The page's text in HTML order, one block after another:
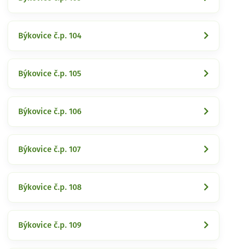
Býkovice č.p. 104
Býkovice č.p. 105
Býkovice č.p. 106
Býkovice č.p. 107
Býkovice č.p. 108
Býkovice č.p. 109